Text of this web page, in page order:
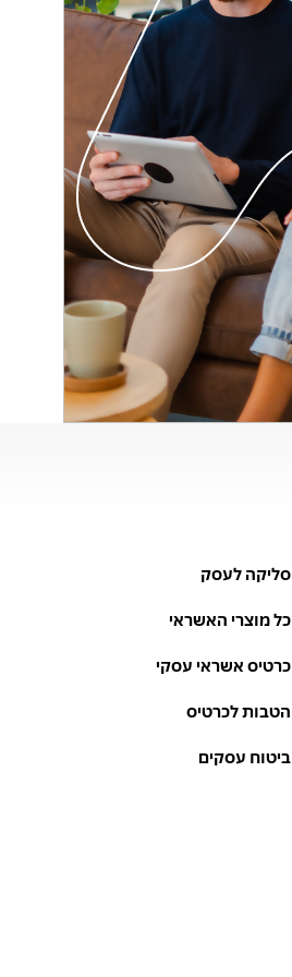
סליקה לעסק
כל מוצרי האשראי
כרטיס אשראי עסקי
הטבות לכרטיס
ביטוח עסקים